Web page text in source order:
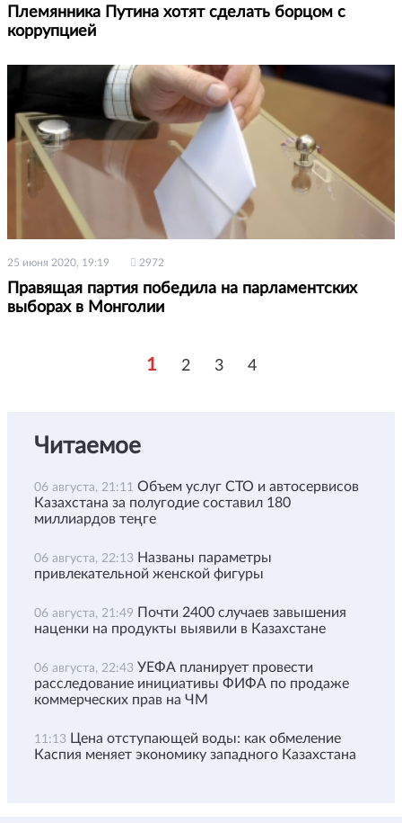
Племянника Путина хотят сделать борцом с
коррупцией
25 июня 2020, 19:19 2972
Правящая партия победила на парламентских
выборах в Монголии
1 2 3 4
Читаемое
06 августа, 21:11 Объем услуг СТО и автосервисов
Казахстана за полугодие составил 180
миллиардов теңге
06 августа, 22:13 Названы параметры
привлекательной женской фигуры
06 августа, 21:49 Почти 2400 случаев завышения
наценки на продукты выявили в Казахстане
06 августа, 22:43 УЕФА планирует провести
расследование инициативы ФИФА по продаже
коммерческих прав на ЧМ
11:13 Цена отступающей воды: как обмеление
Каспия меняет экономику западного Казахстана